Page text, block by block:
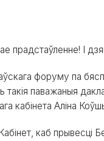
прадстаўленне! І
форуму па
такія паважаныя
кабінета Аліна
каб прывесці